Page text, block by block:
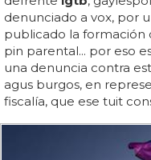
denunciado a vox, por
publicado la formación
pin parental... por eso
una denuncia contra
agus burgos, en
fiscalía, que ese tuit